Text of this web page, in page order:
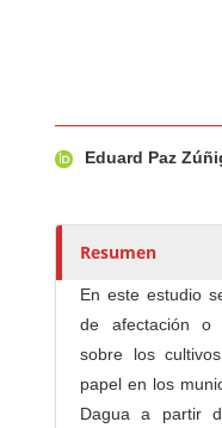
u
o
e
Eduard Paz
Resumen
En este estudio
de afectación o
sobre los
papel en los
Dagua a partir